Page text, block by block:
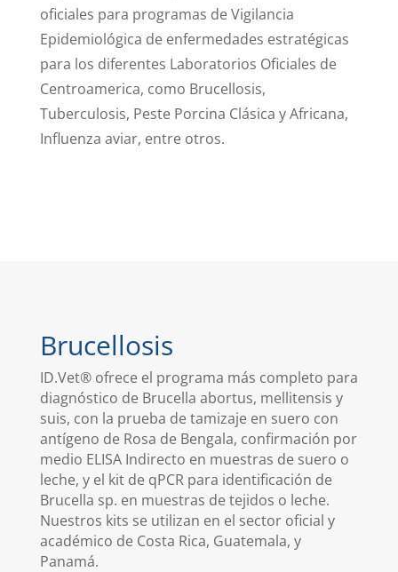
oficiales para programas de Vigilancia
Epidemiológica de enfermedades estratégicas
para los diferentes Laboratorios Oficiales de
Centroamerica, como Brucellosis,
Tuberculosis, Peste Porcina Clásica y Africana,
Influenza aviar, entre otros.
Brucellosis
ID.Vet® ofrece el programa más completo para
diagnóstico de Brucella abortus, mellitensis y
suis, con la prueba de tamizaje en suero con
antígeno de Rosa de Bengala, confirmación por
medio ELISA Indirecto en muestras de suero o
leche, y el kit de qPCR para identificación de
Brucella sp. en muestras de tejidos o leche.
Nuestros kits se utilizan en el sector oficial y
académico de Costa Rica, Guatemala, y
Panamá.